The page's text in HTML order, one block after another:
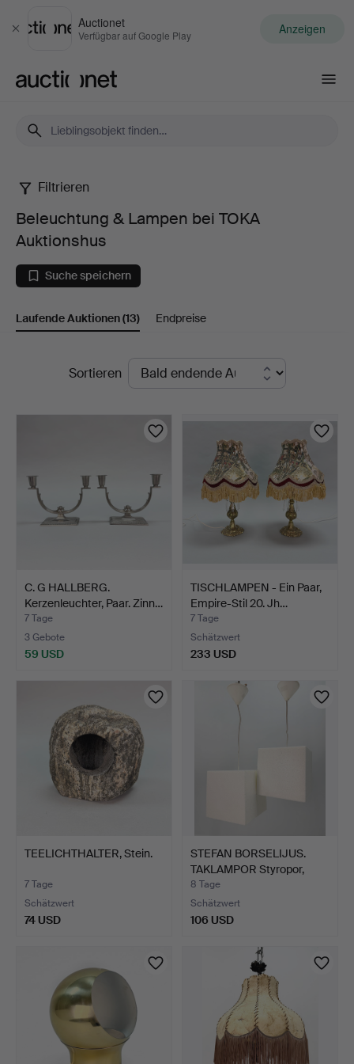
Schließen
Auctionet
Verfügbar auf Google Play Anzeigen
Beleuchtung
Lampen
bei
Auktionshus
Filtrieren
Beleuchtung & Lampen bei TOKA
Auktionshus
Suche speichern
Laufende Auktionen(13) Endpreise
LaufendeSortieren
C. G HALLBERG.
Kerzenleuchter, Paar. Zinn…
7 Tage
3 Gebote
59 USD
TISCHLAMPEN - Ein Paar,
Empire-Stil 20. Jh…
7 Tage
Schätzwert
233 USD
TEELICHTHALTER, Stein.
7 Tage
Schätzwert
74 USD
STEFAN BORSELIJUS.
TAKLAMPOR Styropor,
Paa…
8 Tage
Schätzwert
106 USD